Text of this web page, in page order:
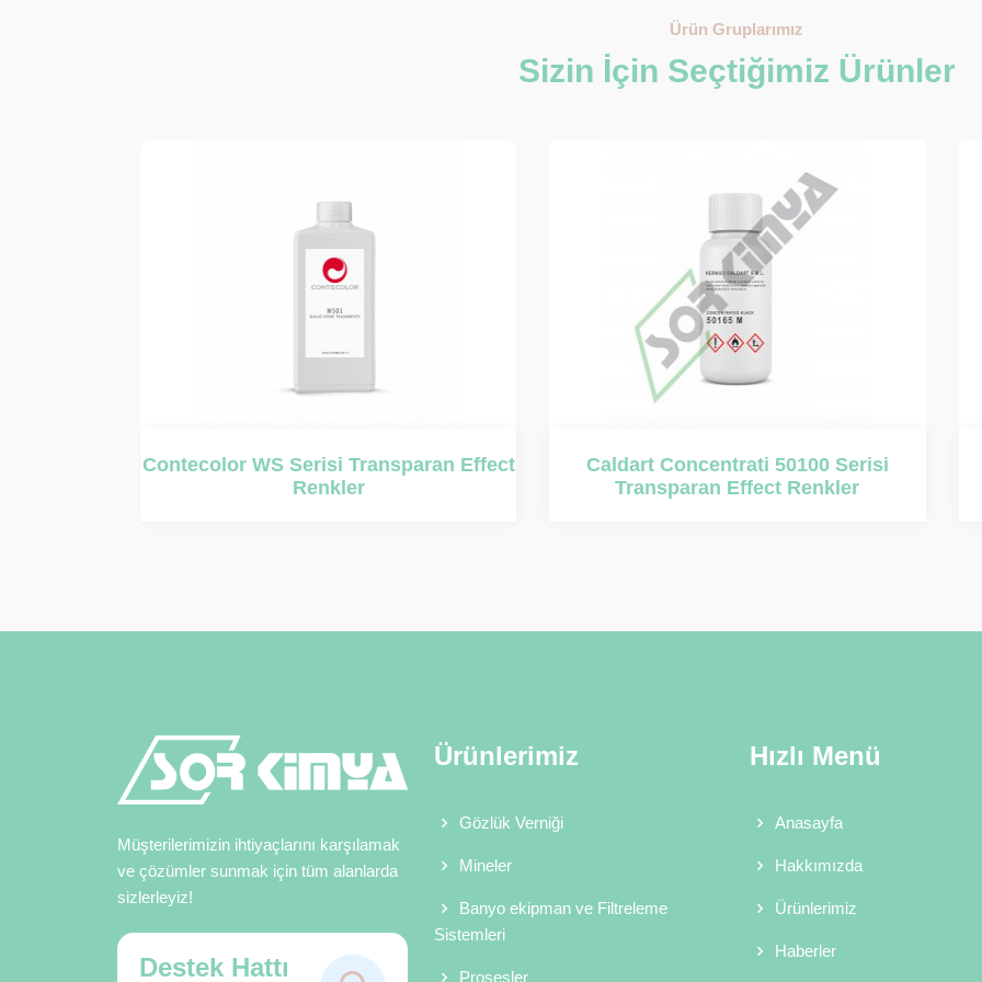
Ürün Gruplarımız
Sizin İçin Seçtiğimiz Ürünler
Caldart Concentrati 50100 Serisi
Transparan Effect Renkler
Contecolor KMC Serisi Transparan
Effect Renkler
Müşterilerimizin ihtiyaçlarını karşılamak
ve çözümler sunmak için tüm alanlarda
sizlerleyiz!
Destek Hattı
Ürünlerimiz
Gözlük Verniği
Mineler
Banyo ekipman ve Filtreleme
Sistemleri
Prosesler
Hızlı Menü
Anasayfa
Hakkımızda
Ürünlerimiz
Haberler